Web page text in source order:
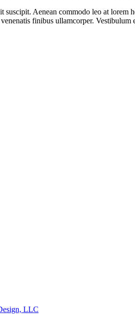
Aenean commodo leo at lorem
finibus ullamcorper.
LLC